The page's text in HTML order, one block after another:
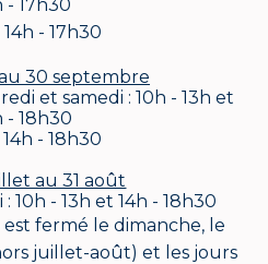
- 17h30
- 17h30
30 septembre
et samedi : 10h - 13h et
- 18h30
- 18h30
au 31 août
10h - 13h et 14h - 18h30
fermé le dimanche, le
juillet-août) et les jours